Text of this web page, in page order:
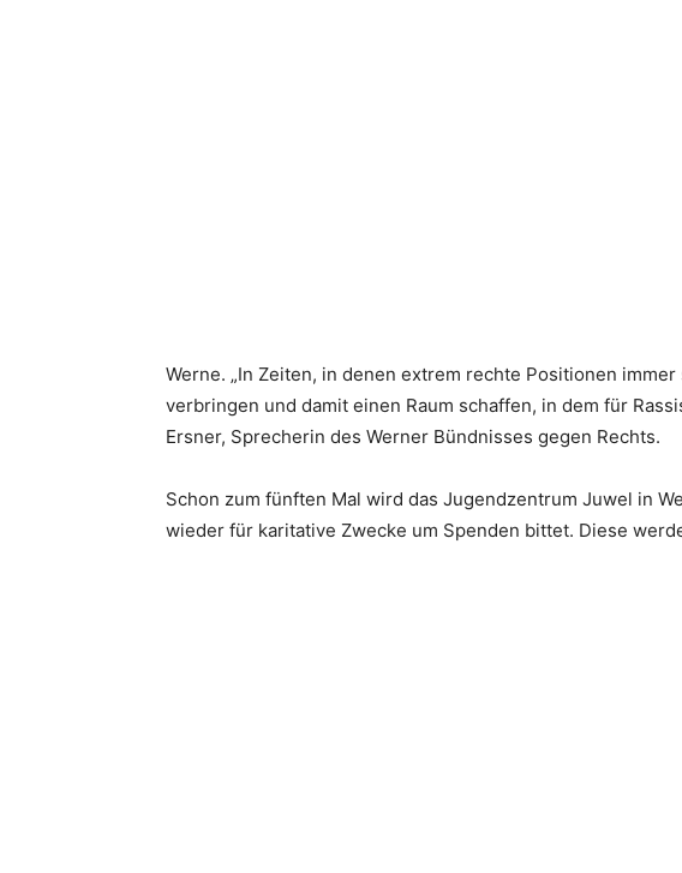
Werne. „In Zeiten, in denen extrem rechte Positionen
verbringen und damit einen Raum schaffen, in dem für
Ersner, Sprecherin des Werner Bündnisses gegen Rechts.
Schon zum fünften Mal wird das Jugendzentrum Juwel in
wieder für karitative Zwecke um Spenden bittet. Diese